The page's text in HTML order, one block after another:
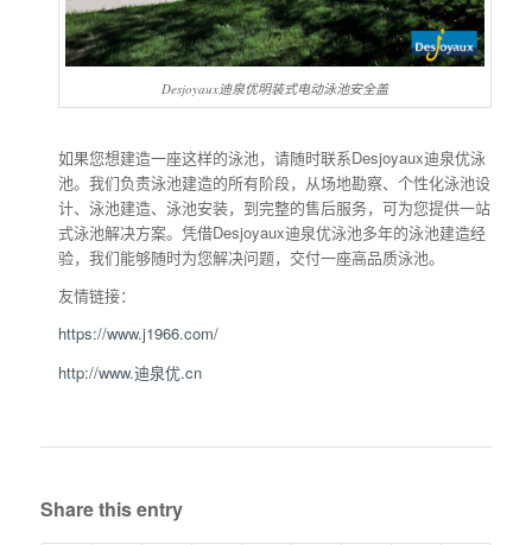
Desjoyaux迪泉优明装式电动泳池安全盖
如果您想建造一座这样的泳池，请随时联系Desjoyaux迪泉优泳
池。我们负责泳池建造的所有阶段，从场地勘察、个性化泳池设
计、泳池建造、泳池安装，到完整的售后服务，可为您提供一站
式泳池解决方案。凭借Desjoyaux迪泉优泳池多年的泳池建造经
验，我们能够随时为您解决问题，交付一座高品质泳池。
友情链接：
https://www.j1966.com/
http://www.迪泉优.cn
Share this entry